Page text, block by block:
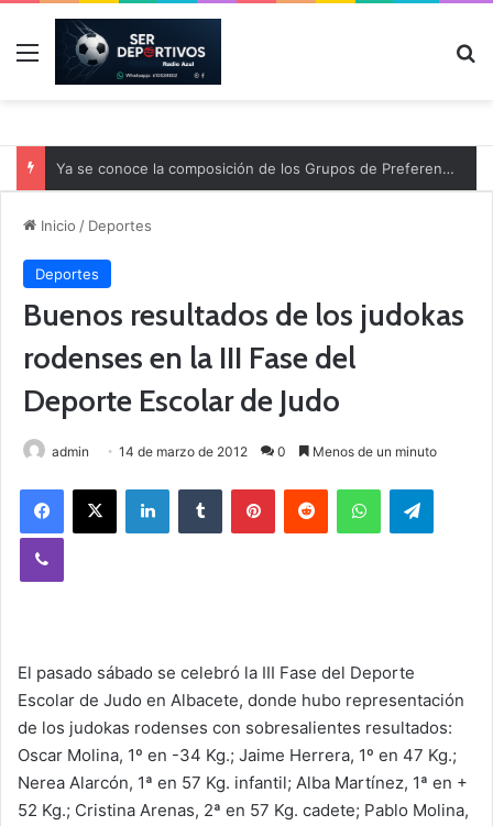
Menú
Ya se conoce la composición de los Grupos de Preferente y el calendario
Inicio / Deportes
Deportes
Buenos resultados de los judokas
rodenses en la III Fase del
Deporte Escolar de Judo
admin 14 de marzo de 2012 0 Menos de un minuto
El pasado sábado se celebró la III Fase del Deporte
Escolar de Judo en Albacete, donde hubo representación
de los judokas rodenses con sobresalientes resultados:
Oscar Molina, 1º en -34 Kg.; Jaime Herrera, 1º en 47 Kg.;
Nerea Alarcón, 1ª en 57 Kg. infantil; Alba Martínez, 1ª en +
52 Kg.; Cristina Arenas, 2ª en 57 Kg. cadete; Pablo Molina,